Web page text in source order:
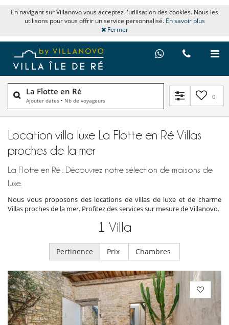
En navigant sur Villanovo vous acceptez l'utilisation des cookies. Nous les
utilisons pour vous offrir un service personnalisé. En savoir plus
Fermer
La Flotte en Ré
Ajouter dates • Nb de voyageurs 0
Location villa luxe La Flotte en Ré Villas
proches de la mer
La Flotte en Ré : Découvrez notre sélection de maisons de
luxe.
Nous vous proposons des locations de villas de luxe et de charme
Villas proches de la mer. Profitez des services sur mesure de Villanovo.
1 Villa
Pertinence Prix Chambres